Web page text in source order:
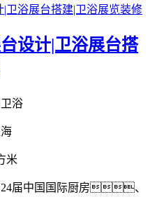
设计|卫浴展台搭
浴
米
届中国国际厨房、